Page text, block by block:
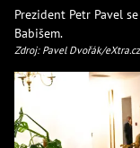
Prezident Petr Pavel
Babišem.
Zdroj: Pavel Dvořák/eXtra.cz